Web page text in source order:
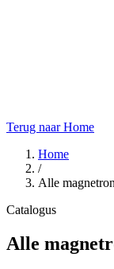
Terug naar Home
Home
/
Alle
Catalogus
Alle